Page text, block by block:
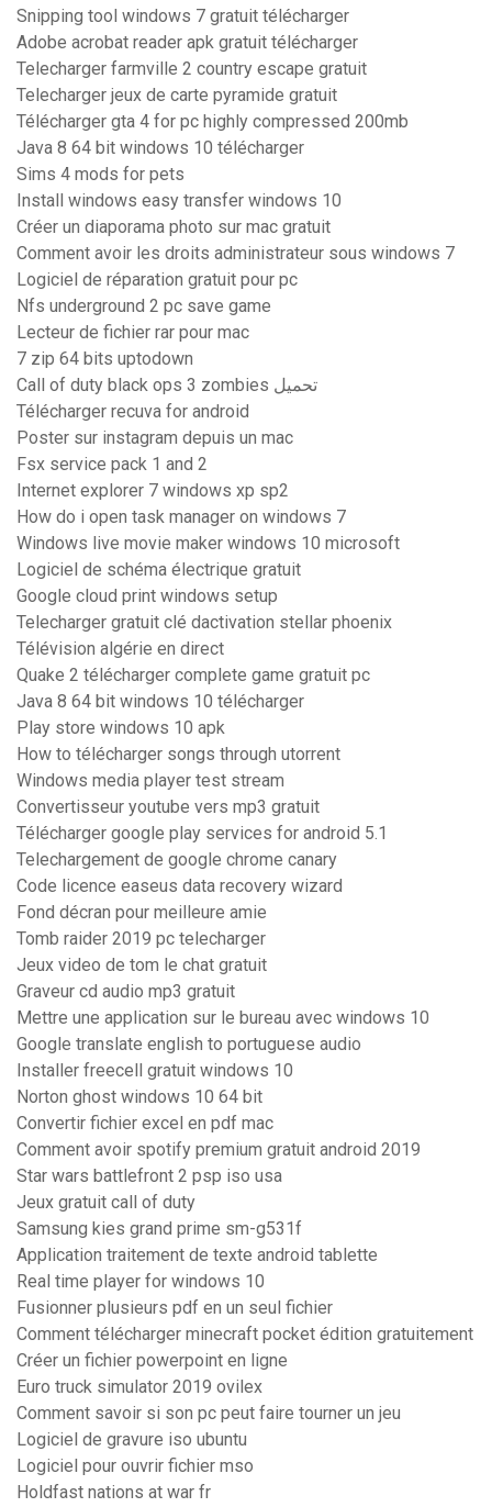
Snipping tool windows 7 gratuit télécharger
Adobe acrobat reader apk gratuit télécharger
Telecharger farmville 2 country escape gratuit
Telecharger jeux de carte pyramide gratuit
Télécharger gta 4 for pc highly compressed 200mb
Java 8 64 bit windows 10 télécharger
Sims 4 mods for pets
Install windows easy transfer windows 10
Créer un diaporama photo sur mac gratuit
Comment avoir les droits administrateur sous windows 7
Logiciel de réparation gratuit pour pc
Nfs underground 2 pc save game
Lecteur de fichier rar pour mac
7 zip 64 bits uptodown
Call of duty black ops 3 zombies تحميل
Télécharger recuva for android
Poster sur instagram depuis un mac
Fsx service pack 1 and 2
Internet explorer 7 windows xp sp2
How do i open task manager on windows 7
Windows live movie maker windows 10 microsoft
Logiciel de schéma électrique gratuit
Google cloud print windows setup
Telecharger gratuit clé dactivation stellar phoenix
Télévision algérie en direct
Quake 2 télécharger complete game gratuit pc
Java 8 64 bit windows 10 télécharger
Play store windows 10 apk
How to télécharger songs through utorrent
Windows media player test stream
Convertisseur youtube vers mp3 gratuit
Télécharger google play services for android 5.1
Telechargement de google chrome canary
Code licence easeus data recovery wizard
Fond décran pour meilleure amie
Tomb raider 2019 pc telecharger
Jeux video de tom le chat gratuit
Graveur cd audio mp3 gratuit
Mettre une application sur le bureau avec windows 10
Google translate english to portuguese audio
Installer freecell gratuit windows 10
Norton ghost windows 10 64 bit
Convertir fichier excel en pdf mac
Comment avoir spotify premium gratuit android 2019
Star wars battlefront 2 psp iso usa
Jeux gratuit call of duty
Samsung kies grand prime sm-g531f
Application traitement de texte android tablette
Real time player for windows 10
Fusionner plusieurs pdf en un seul fichier
Comment télécharger minecraft pocket édition gratuitement
Créer un fichier powerpoint en ligne
Euro truck simulator 2019 ovilex
Comment savoir si son pc peut faire tourner un jeu
Logiciel de gravure iso ubuntu
Logiciel pour ouvrir fichier mso
Holdfast nations at war fr